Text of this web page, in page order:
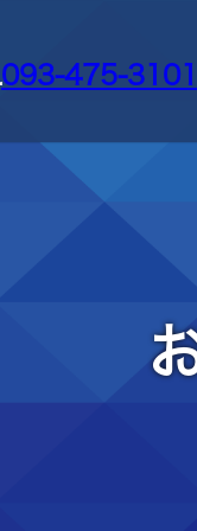
093-475-3101